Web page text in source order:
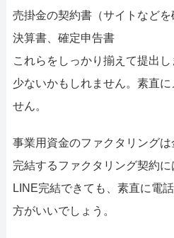
売掛金の契約書（サイトなどを
決算書、確定申告書
これらをしっかり揃えて提出
少ないかもしれません。素直
せん。
事業用資金のファクタリング
完結するファクタリング契約
LINE完結できても、素直に電
方がいいでしょう。